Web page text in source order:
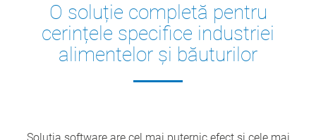
O soluție completă pentru
cerințele specifice industriei
alimentelor și băuturilor